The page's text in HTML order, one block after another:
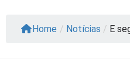
Home / Notícias / E